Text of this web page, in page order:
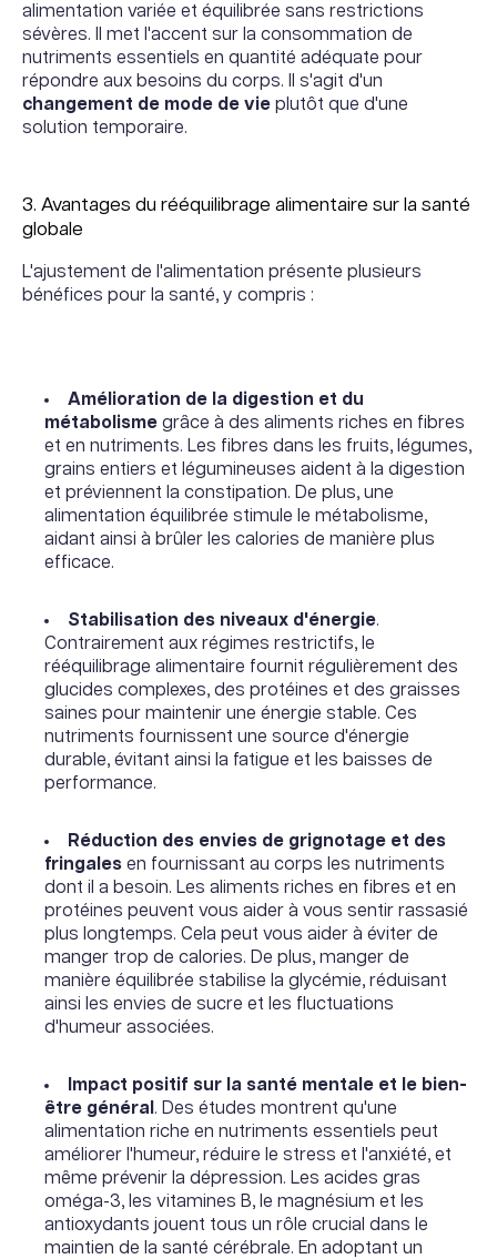
alimentation variée et équilibrée sans restrictions
sévères. Il met l'accent sur la consommation de
nutriments essentiels en quantité adéquate pour
répondre aux besoins du corps. Il s'agit d'un
changement de mode de vie plutôt que d'une
solution temporaire.
3. Avantages du rééquilibrage alimentaire sur la santé
globale
L'ajustement de l'alimentation présente plusieurs
bénéfices pour la santé, y compris :
Amélioration de la digestion et du
métabolisme grâce à des aliments riches en fibres
et en nutriments. Les fibres dans les fruits, légumes,
grains entiers et légumineuses aident à la digestion
et préviennent la constipation. De plus, une
alimentation équilibrée stimule le métabolisme,
aidant ainsi à brûler les calories de manière plus
efficace.
Stabilisation des niveaux d'énergie.
Contrairement aux régimes restrictifs, le
rééquilibrage alimentaire fournit régulièrement des
glucides complexes, des protéines et des graisses
saines pour maintenir une énergie stable. Ces
nutriments fournissent une source d'énergie
durable, évitant ainsi la fatigue et les baisses de
performance.
Réduction des envies de grignotage et des
fringales en fournissant au corps les nutriments
dont il a besoin. Les aliments riches en fibres et en
protéines peuvent vous aider à vous sentir rassasié
plus longtemps. Cela peut vous aider à éviter de
manger trop de calories. De plus, manger de
manière équilibrée stabilise la glycémie, réduisant
ainsi les envies de sucre et les fluctuations
d'humeur associées.
Impact positif sur la santé mentale et le bien-
être général . Des études montrent qu'une
alimentation riche en nutriments essentiels peut
améliorer l'humeur, réduire le stress et l'anxiété, et
même prévenir la dépression. Les acides gras
oméga-3, les vitamines B, le magnésium et les
antioxydants jouent tous un rôle crucial dans le
maintien de la santé cérébrale. En adoptant un